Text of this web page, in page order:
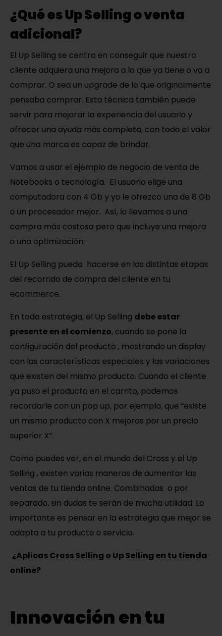
¿Qué es Up Selling o venta
adicional?
El Up Selling se centra en conseguir que nuestro
cliente adquiera una mejora a lo que ya tiene o va a
comprar. O sea un upgrade de lo que originalmente
pensaba comprar. Esta técnica también puede
servir para mejorar la experiencia del usuario y
ofrecer una ayuda más completa, con todo el valor
que una marca es capaz de brindar.
Vamos a usar el ejemplo de negocio de venta de
Notebooks o tecnología. El usuario elige una
computadora con 4 Gb y yo le ofrezco una de 8 Gb
o un procesador mejor. Así, lo llevamos a una
compra más costosa pero que incluye una mejora
o una optimización.
El Up Selling puede hacerse en las distintas etapas
del recorrido de compra del cliente en tu
ecommerce.
En toda estrategia, el Up Selling debe estar
presente en el comienzo, cuando se pone la
configuración del producto , mostrando un display
con las características especiales y las variaciones
que existen del mismo producto. Cuando el cliente
ya puso el producto en el carrito, podemos
recordarle con un pop up, por ejemplo, que “existe
un mismo producto con X mejoras por un precio
superior X”.
Como puedes ver, en el mundo del Cross y el Up
Selling , existen varias maneras de aumentar las
ventas de tu tienda online. Combinadas o por
separado, sin dudas te serán de mucha utilidad. Lo
importante es pensar en la estrategia que mejor se
adapta a tu producto o servicio.
¿Aplicas Cross Selling o Up Selling en tu tienda
online?
Innovación en tu